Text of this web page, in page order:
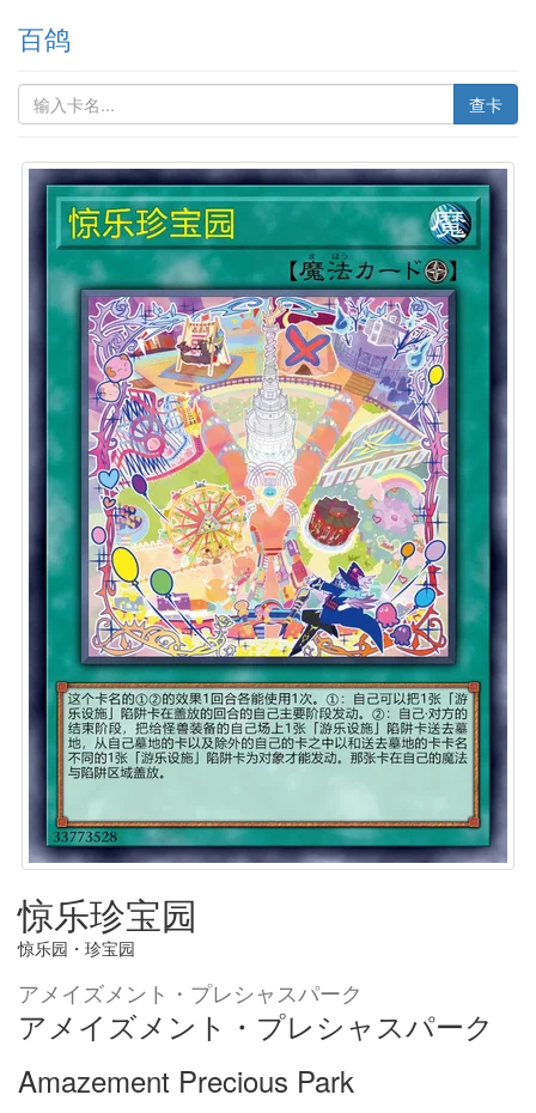
百鸽
查卡
惊乐珍宝园
惊乐园・珍宝园
アメイズメント・プレシャスパーク
アメイズメント・プレシャスパーク
Amazement Precious Park